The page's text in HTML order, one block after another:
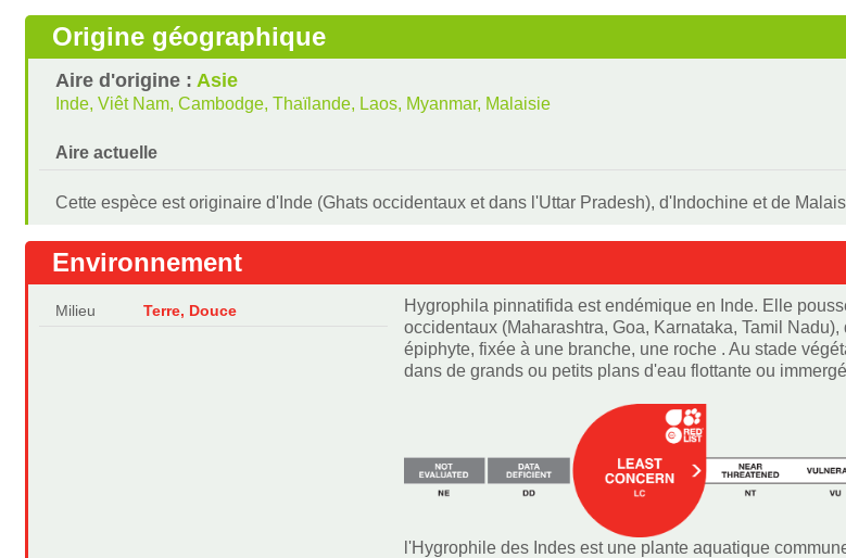
Origine géographique
Aire d'origine :Asie
Inde, Viêt Nam, Cambodge, Thaïlande, Laos, Myanmar, Malaisie
Aire actuelle
Cette espèce est originaire d'Inde (Ghats occidentaux et dans l'Uttar Pradesh), d'Indochine et de
Environnement
Milieu Terre, Douce
Hygrophila pinnatifida est endémique en Inde. Elle
occidentaux (Maharashtra, Goa, Karnataka, Tamil
épiphyte, fixée à une branche, une roche . Au stade
dans de grands ou petits plans d'eau flottante ou
l'Hygrophile des Indes est une plante aquatique